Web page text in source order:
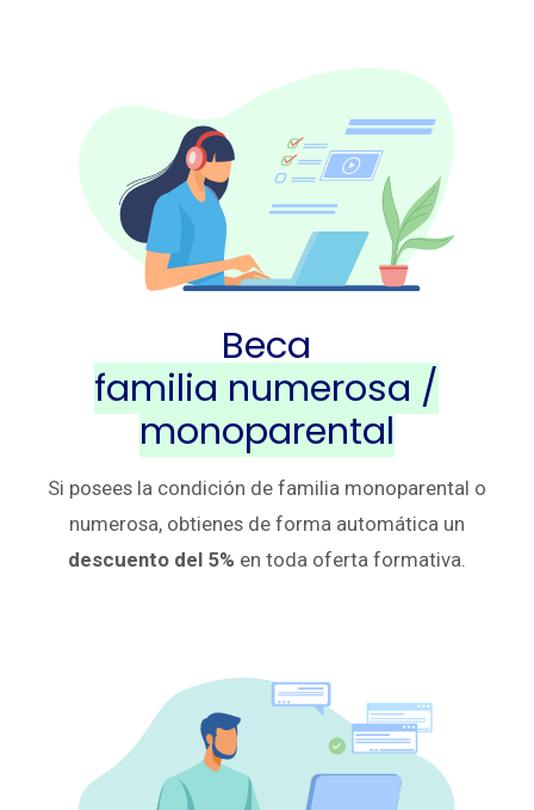
Beca
familia numerosa /
monoparental
Si posees la condición de familia monoparental o
numerosa, obtienes de forma automática un
descuento del 5% en toda oferta formativa.